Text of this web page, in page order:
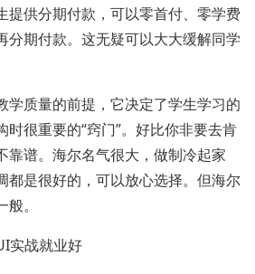
提供分期付款，可以零首付、零学费
分期付款。这无疑可以大大缓解同学
学质量的前提，它决定了学生学习的
时很重要的“窍门”。好比你非要去肯
靠谱。海尔名气很大，做制冷起家
都是很好的，可以放心选择。但海尔
。
实战就业好